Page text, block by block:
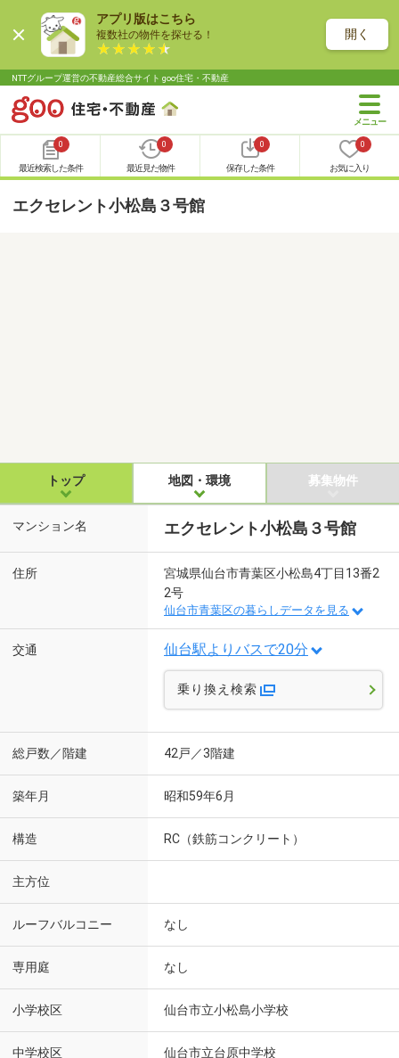
アプリ版はこちら
複数社の物件を探せる！ 開く
NTTグループ運営の不動産総合サイト goo住宅・不動産
0
最近検索した条件
0
最近見た物件
0
保存した条件
0
お気に入り
エクセレント小松島３号館
トップ 地図・環境 募集物件
マンション名 エクセレント小松島３号館
住所
宮城県仙台市青葉区小松島4丁目13番2
2号
仙台市青葉区の暮らしデータを見る
交通 仙台駅よりバスで20分
乗り換え検索
総戸数／階建 42戸／3階建
築年月 昭和59年6月
構造 RC（鉄筋コンクリート）
主方位
ルーフバルコニー なし
専用庭 なし
小学校区 仙台市立小松島小学校
中学校区 仙台市立台原中学校